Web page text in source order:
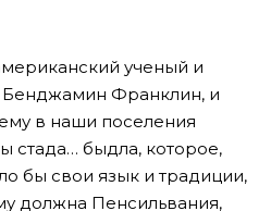
ученый и
Бенджамин Франклин, и
в наши поселения
стада… быдла, которое,
бы свои язык и традиции,
должна Пенсильвания,